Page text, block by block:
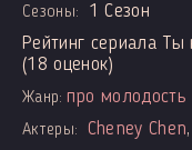
Сезоны:
1 Сезон
Рейтинг сериала Ты
(18 оценок)
Жанр: про
Актеры: Cheney Chen,